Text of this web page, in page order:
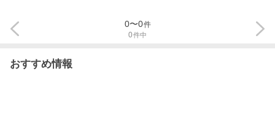
0件中
0〜0件
おすすめ情報